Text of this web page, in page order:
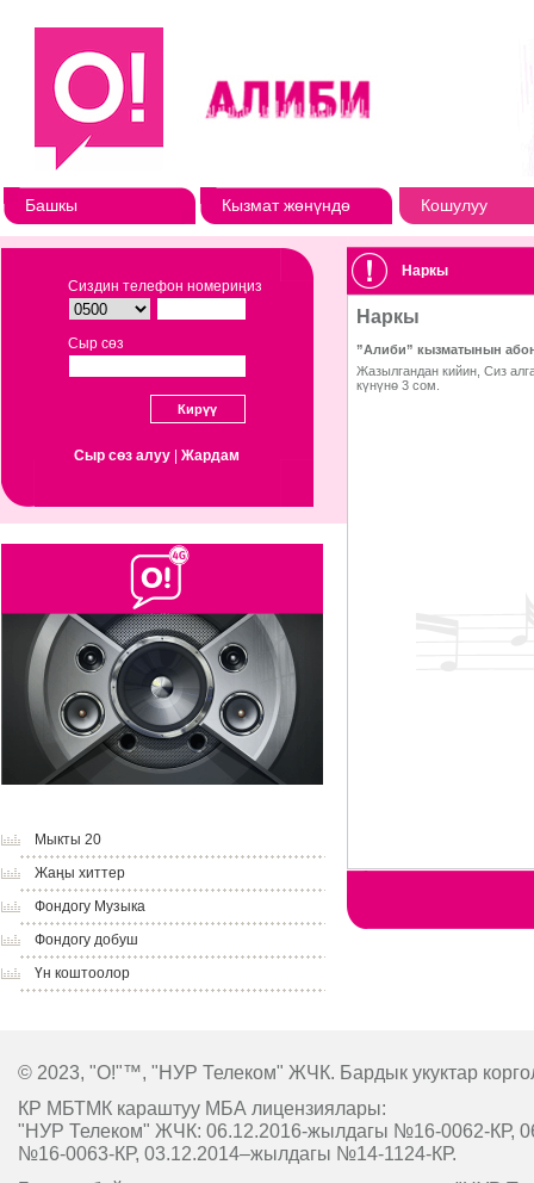
Башкы Кызмат жөнүндө Кошулуу
Сиздин телефон номериңиз
Сыр сөз
Сыр сөз алуу Жардам
Мыкты 20
Жаңы хиттер
Фондогу Музыка
Фондогу добуш
Үн коштоолор
Наркы
© 2023, "O!"™, "НУР Телеком" ЖЧК. Бардык укуктар
КР МБТМК караштуу МБА лицензиялары:
"НУР Телеком" ЖЧК: 06.12.2016-жылдагы №16-0062-КР,
№16-0063-КР, 03.12.2014–жылдагы №14-1124-КР.